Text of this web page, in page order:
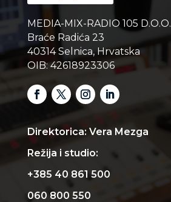
MEDIA-MIX-RADIO 105 D.O.O.
Braće Radića 23
40314 Selnica, Hrvatska
OIB: 42618923306
Direktorica: Vera Mezga
Režija i studio:
+385 40 861 500
060 800 550